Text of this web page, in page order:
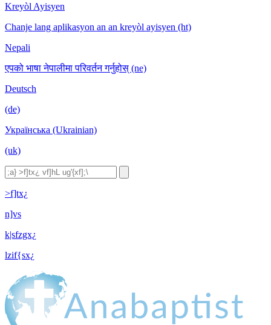
Kreyòl Ayisyen
Chanje lang aplikasyon an an kreyòl ayisyen (ht)
Nepali
एपको भाषा नेपालीमा परिवर्तन गर्नुहोस् (ne)
Deutsch
(de)
Українська (Ukrainian)
(uk)
>f]tx¿
n]vs
k|sfzgx¿
lzif{sx¿